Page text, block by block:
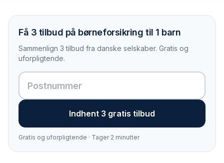
Få 3 tilbud på børneforsikring til 1 barn
Sammenlign 3 tilbud fra danske selskaber. Gratis og
uforpligtende.
Indhent 3 gratis tilbud
Gratis og uforpligtende · Tager 2 minutter